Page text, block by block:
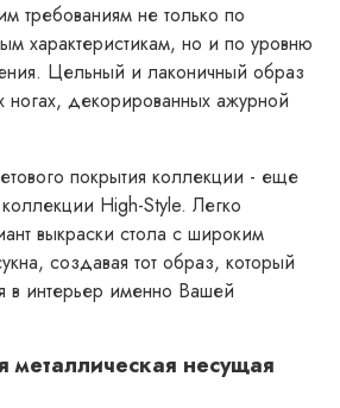
требованиям не только по
характеристикам, но и по уровню
Цельный и лаконичный образ
ногах, декорированных ажурной
покрытия коллекции - еще
High-Style. Легко
выкраски стола с широким
создавая тот образ, который
в интерьер именно Вашей
металлическая несущая